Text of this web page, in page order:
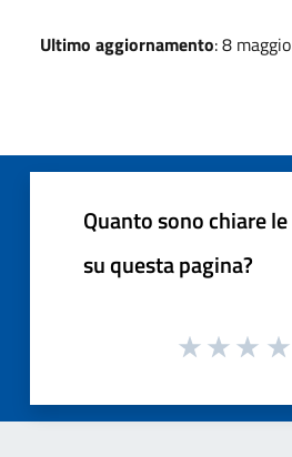
Ultimo aggiornamento: 8
Quanto sono chiare
su questa pagina?